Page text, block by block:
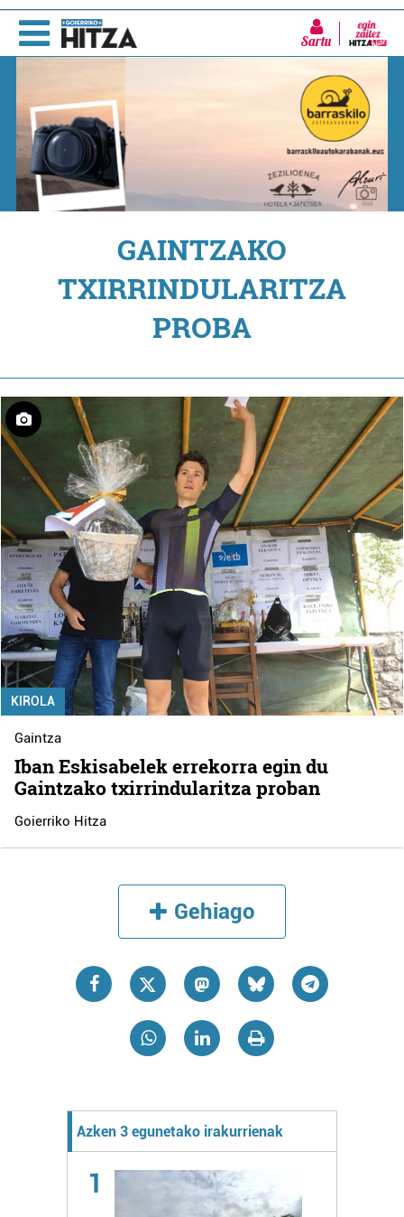
Sartu
GAINTZAKO
TXIRRINDULARITZA
PROBA
KIROLA
Gaintza
Iban Eskisabelek errekorra egin du
Gaintzako txirrindularitza proban
Goierriko Hitza
Gehiago
Azken 3 egunetako irakurrienak
1